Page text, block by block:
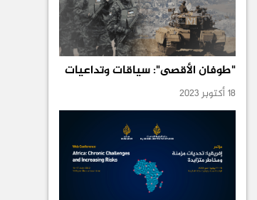
"طوفان الأقصى": سياقات وتداعيات
18 أكتوبر 2023